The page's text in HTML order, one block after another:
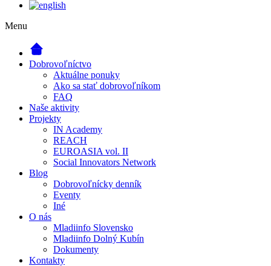
Menu
Dobrovoľníctvo
Aktuálne ponuky
Ako sa stať dobrovoľníkom
FAQ
Naše aktivity
Projekty
IN Academy
REACH
EUROASIA vol. II
Social Innovators Network
Blog
Dobrovoľnícky denník
Eventy
Iné
O nás
Mladiinfo Slovensko
Mladiinfo Dolný Kubín
Dokumenty
Kontakty